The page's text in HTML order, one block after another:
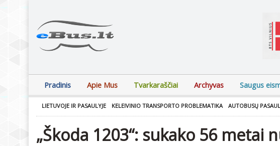
Pradinis Apie Mus Tvarkaraščiai Archyvas Saugus
LIETUVOJE IR PASAULYJE KELEIVINIO TRANSPORTO PROBLEMATIKA AUTOBUSŲ
„Škoda 1203“: sukako 56